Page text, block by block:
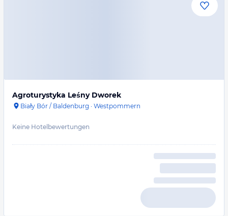
Agroturystyka Leśny Dworek
Biały Bór / Baldenburg · Westpommern
Keine Hotelbewertungen